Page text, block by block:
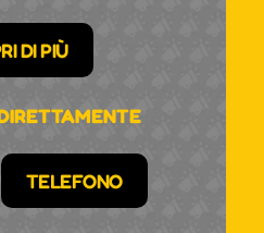
DI PIÙ
TELEFONO